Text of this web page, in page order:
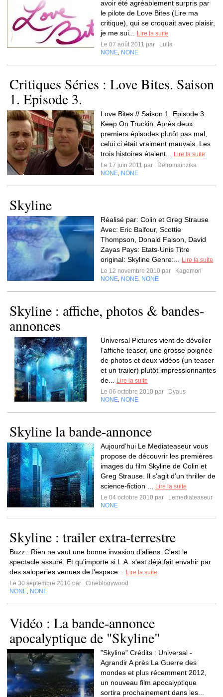
avoir été agréablement surpris par
le pilote de Love Bites (Lire ma
critique), qui se croquait avec plaisir,
je me sui...
Lire la suite
Le 07 août 2011 par
Lulla
NONE NONE
Critiques Séries : Love Bites. Saison
1. Episode 3.
Love Bites // Saison 1. Episode 3.
Keep On Truckin. Après deux
premiers épisodes plutôt pas mal,
celui ci était vraiment mauvais. Les
trois histoires étaient...
Lire la suite
Le 17 juin 2011 par
Delromainzika
NONE NONE
Skyline
Réalisé par: Colin et Greg Strause
Avec: Eric Balfour, Scottie
Thompson, Donald Faison, David
Zayas Pays: Etats-Unis Titre
original: Skyline Genre:...
Lire la suite
Le 12 novembre 2010 par
Kagemori
NONE NONE NONE
Skyline : affiche, photos & bandes-
annonces
Universal Pictures vient de dévoiler
l’affiche teaser, une grosse poignée
de photos et deux vidéos (un teaser
et un trailer) plutôt impressionnantes
de...
Lire la suite
Le 06 octobre 2010 par
Dyaus
NONE NONE
Skyline la bande-annonce
Aujourd’hui Le Mediateaseur vous
propose de découvrir les premières
images du film Skyline de Colin et
Greg Strause. Il s’agit d’un thriller de
science-fiction ...
Lire la suite
Le 04 octobre 2010 par
Lemediateaseur
NONE
Skyline : trailer extra-terrestre
Buzz : Rien ne vaut une bonne invasion d'aliens. C'est le
spectacle assuré. Et qu'importe si L.A. s'est déjà fait envahir par
des saloperies venues de l'espace...
Lire la suite
Le 30 septembre 2010 par
Cineblogywood
NONE NONE
Vidéo : La bande-annonce
apocalyptique de "Skyline"
"Skyline" Crédits : Universal -
Agrandir A près La Guerre des
mondes et plus récemment 2012,
un nouveau film apocalyptique
sortira prochainement dans les...